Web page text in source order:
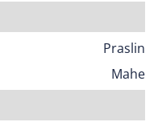
Praslin
Mahe